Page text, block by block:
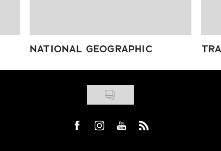
NATIONAL GEOGRAPHIC
Visit us on Facebook
Visit us on Instagram
Visit us on Youtube
Visit us on Rss